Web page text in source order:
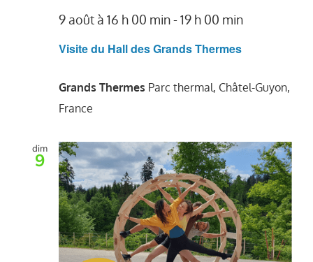
Visite du Hall des Grands Thermes
9 août à 16 h 00 min-19 h 00 min
Grands Thermes Parc thermal, Châtel-Guyon,
France
dim
9